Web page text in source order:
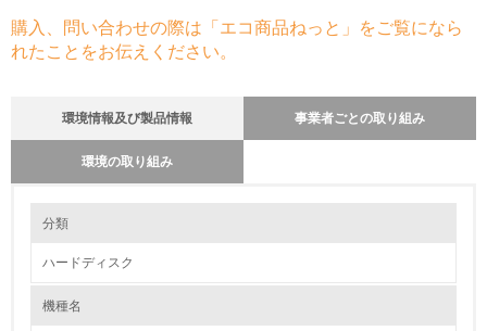
購入、問い合わせの際は「エコ商品ねっと」をご覧になら
れたことをお伝えください。
環境情報及び製品情報 事業者ごとの取り組み
環境の取り組み
1.環境取り組み体制
分類
ハードディスク
機種名